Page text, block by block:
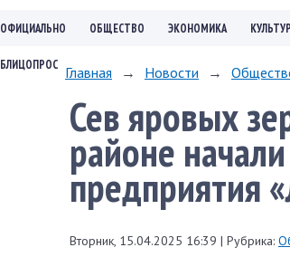
ОФИЦИАЛЬНО ОБЩЕСТВО ЭКОНОМИКА
БЛИЦОПРОС Главная → Новости →
Сев яровых
районе
предприятия
Вторник, 15.04.2025 16:39 | Рубрика: